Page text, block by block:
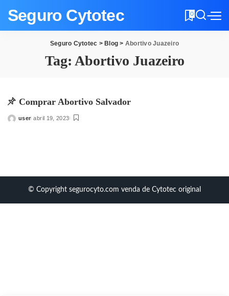
Seguro Cytotec 0
Seguro Cytotec > Blog > Abortivo Juazeiro
Tag: Abortivo Juazeiro
Comprar Abortivo Salvador
Posted
user abril 19, 2023
© Copyright segurocyto.com venda de Cytotec original